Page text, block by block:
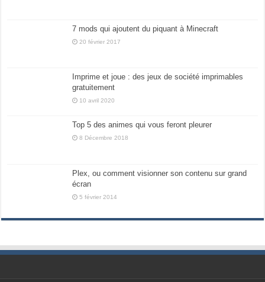
7 mods qui ajoutent du piquant à Minecraft
20 février 2017
Imprime et joue : des jeux de société imprimables
gratuitement
10 avril 2020
Top 5 des animes qui vous feront pleurer
8 Décembre 2018
Plex, ou comment visionner son contenu sur grand
écran
5 février 2014